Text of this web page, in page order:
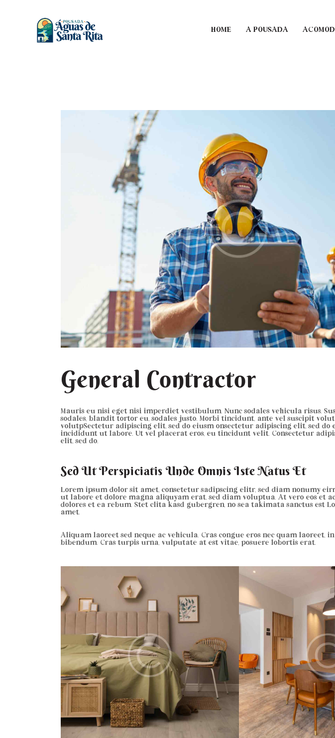
HOME A POUSADA
General Contractor
Mauris eu nisi eget nisi imperdiet vestibulum. Nunc sodales vehicula risus.
sodales, blandit tortor eu, sodales justo. Morbi tincidunt, ante vel suscipit
volutpSectetur adipiscing elit, sed do eiusm onsectetur adipiscing elit, sed do
incididunt ut labore. Ut vel placerat eros, eu tincidunt velit. Consectetur
elit, sed do.
Sed Ut Perspiciatis Unde Omnis Iste Natus Et
Lorem ipsum dolor sit amet, consetetur sadipscing elitr, sed diam nonumy
ut labore et dolore magna aliquyam erat, sed diam voluptua. At vero eos et
dolores et ea rebum. Stet clita kasd gubergren, no sea takimata sanctus est
amet.
Aliquam laoreet sed neque ac vehicula. Cras congue eros nec quam laoreet,
bibendum. Cras turpis urna, vulputate at est vitae, posuere lobortis erat.